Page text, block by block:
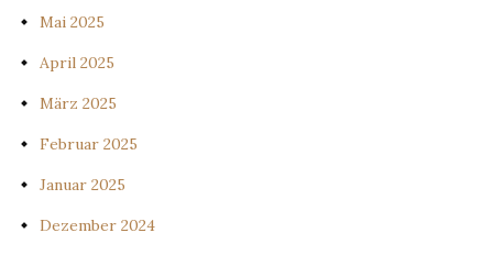
Mai 2025
April 2025
März 2025
Februar 2025
Januar 2025
Dezember 2024